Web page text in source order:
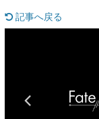
ゲーム
「経験値
記事へ戻る